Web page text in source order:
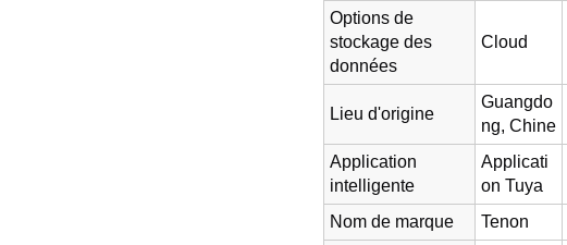
Options de
stockage des
données
Cloud
Lieu d'origine
Guangdo
ng, Chine
Application
intelligente
Applicati
on Tuya
Nom de marque
Tenon